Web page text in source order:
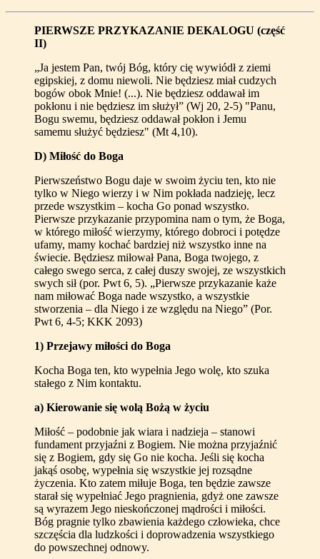
PIERWSZE PRZYKAZANIE DEKALOGU (część
II)
„Ja jestem Pan, twój Bóg, który cię wywiódł z ziemi
egipskiej, z domu niewoli. Nie będziesz miał cudzych
bogów obok Mnie! (...). Nie będziesz oddawał im
pokłonu i nie będziesz im służył” (Wj 20, 2-5) "Panu,
Bogu swemu, będziesz oddawał pokłon i Jemu
samemu służyć będziesz" (Mt 4,10).
D) Miłość do Boga
Pierwszeństwo Bogu daje w swoim życiu ten, kto nie
tylko w Niego wierzy i w Nim pokłada nadzieję, lecz
przede wszystkim – kocha Go ponad wszystko.
Pierwsze przykazanie przypomina nam o tym, że Boga,
w którego miłość wierzymy, którego dobroci i potędze
ufamy, mamy kochać bardziej niż wszystko inne na
świecie. Będziesz miłował Pana, Boga twojego, z
całego swego serca, z całej duszy swojej, ze wszystkich
swych sił (por. Pwt 6, 5). „Pierwsze przykazanie każe
nam miłować Boga nade wszystko, a wszystkie
stworzenia – dla Niego i ze względu na Niego” (Por.
Pwt 6, 4-5; KKK 2093)
1) Przejawy miłości do Boga
Kocha Boga ten, kto wypełnia Jego wolę, kto szuka
stałego z Nim kontaktu.
a) Kierowanie się wolą Bożą w życiu
Miłość – podobnie jak wiara i nadzieja – stanowi
fundament przyjaźni z Bogiem. Nie można przyjaźnić
się z Bogiem, gdy się Go nie kocha. Jeśli się kocha
jakąś osobę, wypełnia się wszystkie jej rozsądne
życzenia. Kto zatem miłuje Boga, ten będzie zawsze
starał się wypełniać Jego pragnienia, gdyż one zawsze
są wyrazem Jego nieskończonej mądrości i miłości.
Bóg pragnie tylko zbawienia każdego człowieka, chce
szczęścia dla ludzkości i doprowadzenia wszystkiego
do powszechnej odnowy.